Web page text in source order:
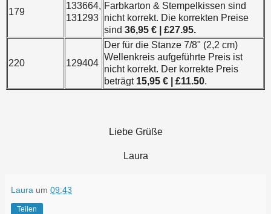
179
133664,
131293
Farbkarton & Stempelkissen sind
nicht korrekt. Die korrekten Preise
sind 36,95 € | £27.95.
220 129404
Der für die Stanze 7/8" (2,2 cm)
Wellenkreis aufgeführte Preis ist
nicht korrekt. Der korrekte Preis
beträgt 15,95 € | £11.50.
Liebe Grüße
Laura
Laura um 09:43
Teilen